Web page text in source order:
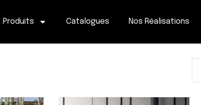
Produits Catalogues Nos Réalisations